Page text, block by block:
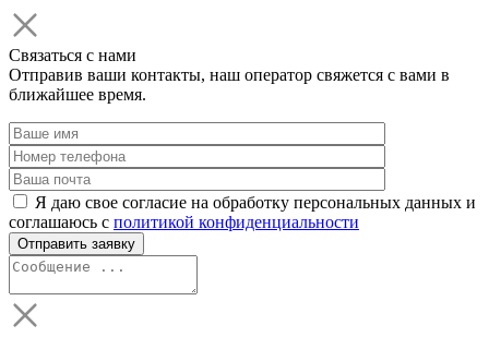
Связаться с нами
Отправив ваши контакты, наш оператор свяжется с вами в
ближайшее время.
Я даю свое согласие на обработку персональных данных и
соглашаюсь с политикой конфиденциальности